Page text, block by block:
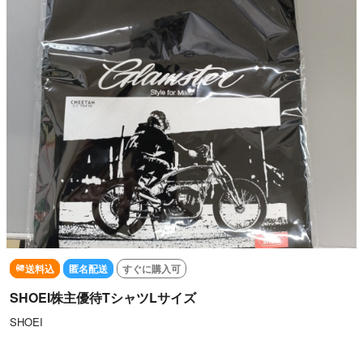
送料込 匿名配送 すぐに購入可
SHOEI株主優待TシャツLサイズ
SHOEI